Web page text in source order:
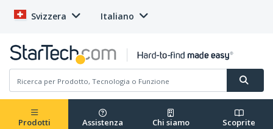
Svizzera Italiano
Prodotti Assistenza Chi siamo Scoprite